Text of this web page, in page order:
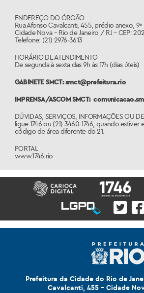
ENDEREÇO DO ÓRGÃO
Rua Afonso Cavalcanti, 455, prédio anexo, 9º
Cidade Nova – Rio de Janeiro / RJ – CEP:
Telefone: (21) 2976-3613
HORÁRIO DE ATENDIMENTO
De segunda à sexta das 9h às 17h (dias úteis)
GABINETE SMCT: smct@prefeitura.rio
IMPRENSA/ASCOM SMCT:
DÚVIDAS, SERVIÇOS, INFORMAÇÕES OU
ligue 1746 ou (21) 3460-1746, quando
código de área diferente do 21.
PORTAL
www.1746.rio
Prefeitura da Cidade do Rio de
Cavalcanti, 455 - Cidade